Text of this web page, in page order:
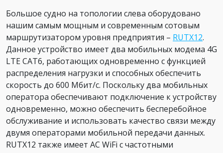
Большое судно на топологии слева оборудовано
нашим самым мощным и современным сотовым
маршрутизатором уровня предприятия – RUTX12.
Данное устройство имеет два мобильных модема 4G
LTE CAT6, работающих одновременно с функцией
распределения нагрузки и способных обеспечить
скорость до 600 Мбит/с. Поскольку два мобильных
оператора обеспечивают подключение к устройству
одновременно, можно обеспечить бесперебойное
обслуживание и использовать качество связи между
двумя операторами мобильной передачи данных.
RUTX12 также имеет AC WiFi с частотными